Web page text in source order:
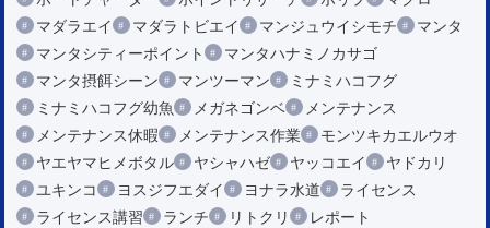
マダラエイ
マダラトビエイ マンジュウイシモチ
マンタ
マンタシティーポイント
マンタハナミノカサゴ
マンタ摂餌シーン
マンツーマン
ミナミハコフグ
ミナミハコフグ幼魚
メガネゴンベ
メンテナンス
メンテナンス休暇
メンテナンス作業
モンツキカエルウオ
ヤエヤマヒメボタル
ヤシャハゼ ヤッコエイ
ヤドカリ
ユキンコ
ヨスジフエダイ ヨナラ水道
ライセンス
ライセンス講習
ランチ リトクリ
レポート